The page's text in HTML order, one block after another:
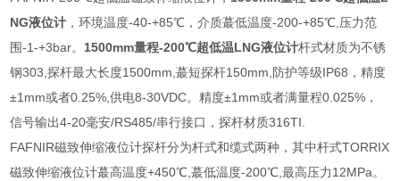
NG液位计 ，环境温度-40-+85℃，介质蕞低温度-200-+85℃,压力范
围-1-+3bar。 1500mm量程-200℃超低温LNG液位计杆式材质为不锈
钢303,探杆最大长度1500mm,蕞短探杆150mm,防护等级IP68，精度
±1mm或者0.25%,供电8-30VDC。精度±1mm或者满量程0.025%，
信号输出4-20毫安/RS485/串行接口，探杆材质316TI.
FAFNIR磁致伸缩液位计探杆分为杆式和缆式两种，其中杆式TORRIX
磁致伸缩液位计蕞高温度+450℃,蕞低温度-200℃,最高压力12MPa。